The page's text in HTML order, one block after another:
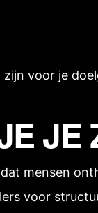
voor je
mensen
voor